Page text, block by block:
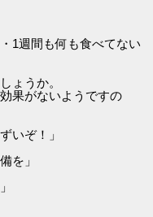
1週間も何も食べてない
ょうか。
ないようですの
いぞ！」
を」